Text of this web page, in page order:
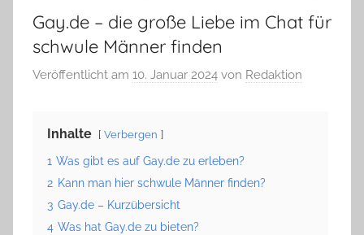
Gay.de – die große Liebe im Chat für
schwule Männer finden
Veröffentlicht am 10. Januar 2024 von Redaktion
Inhalte Verbergen
1 Was gibt es auf Gay.de zu erleben?
2 Kann man hier schwule Männer finden?
3 Gay.de – Kurzübersicht
4 Was hat Gay.de zu bieten?